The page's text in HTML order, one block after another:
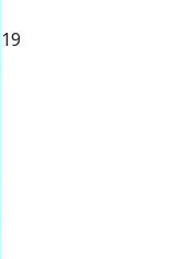
19